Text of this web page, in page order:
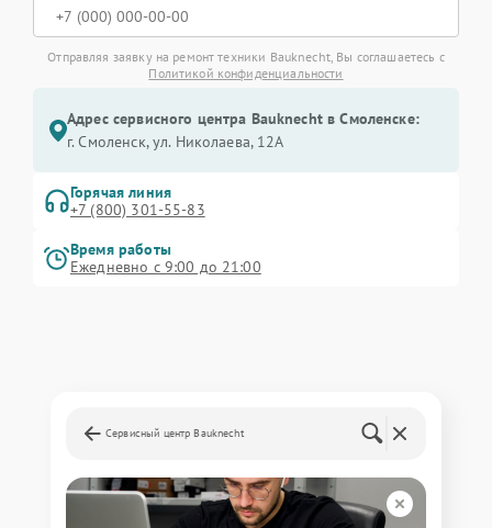
Отправляя заявку на ремонт техники Bauknecht, Вы соглашаетесь с
Политикой конфиденциальности
Адрес сервисного центра Bauknecht в Смоленске:
г. Смоленск, ул. Николаева, 12А
Горячая линия
+7 (800) 301-55-83
Время работы
Ежедневно с 9:00 до 21:00
Сервисный центр Bauknecht